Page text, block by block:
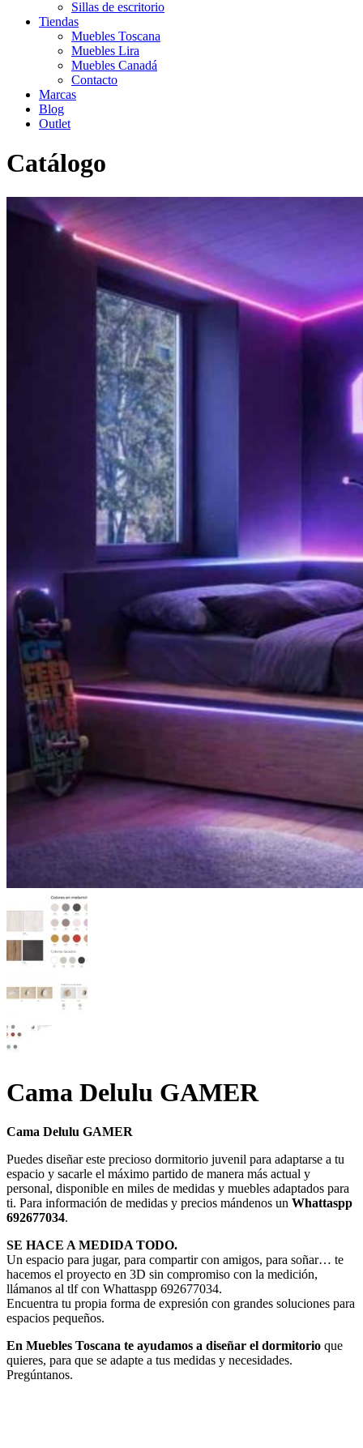
Sillas de escritorio
Tiendas
Muebles Toscana
Muebles Lira
Muebles Canadá
Contacto
Marcas
Blog
Outlet
Catálogo
Inicio >Catálogo
GAMER
Cama Delulu GAMER
Cama Delulu GAMER
Puedes diseñar este precioso dormitorio juvenil para adaptarse a tu
espacio y sacarle el máximo partido de manera más actual y
personal, disponible en miles de medidas y muebles adaptados para
ti. Para información de medidas y precios mándenos un Whattaspp
692677034.
SE HACE A MEDIDA TODO.
Un espacio para jugar, para compartir con amigos, para soñar… te
hacemos el proyecto en 3D sin compromiso con la medición,
llámanos al tlf con Whattaspp 692677034.
Encuentra tu propia forma de expresión con grandes soluciones para
espacios pequeños.
En Muebles Toscana te ayudamos a diseñar el dormitorio que
quieres, para que se adapte a tus medidas y necesidades.
Pregúntanos.